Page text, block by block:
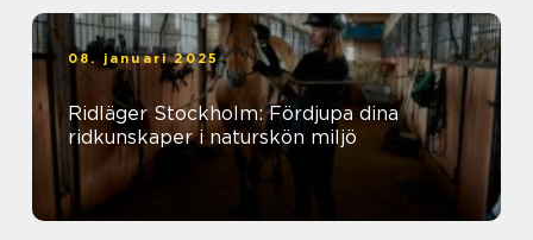
08. januari 2025
Ridläger Stockholm: Fördjupa dina
ridkunskaper i naturskön miljö